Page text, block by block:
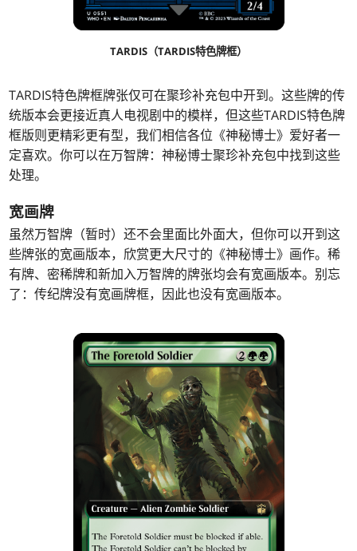
TARDIS（TARDIS特色牌框）
TARDIS特色牌框牌张仅可在聚珍补充包中开到。这些牌的传
统版本会更接近真人电视剧中的模样，但这些TARDIS特色牌
框版则更精彩更有型，我们相信各位《神秘博士》爱好者一
定喜欢。你可以在万智牌：神秘博士聚珍补充包中找到这些
处理。
宽画牌
虽然万智牌（暂时）还不会里面比外面大，但你可以开到这
些牌张的宽画版本，欣赏更大尺寸的《神秘博士》画作。稀
有牌、密稀牌和新加入万智牌的牌张均会有宽画版本。别忘
了：传纪牌没有宽画牌框，因此也没有宽画版本。